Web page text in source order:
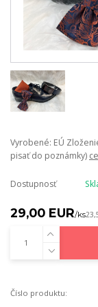
Vyrobené: EÚ
pisať do poznámky)
Dostupnosť
29,00 EUR/ks
Číslo produktu: